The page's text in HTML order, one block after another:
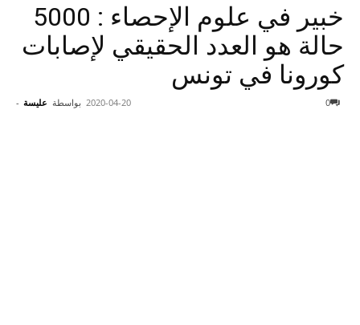
خبير في علوم الإحصاء : 5000
حالة هو العدد الحقيقي لإصابات
كورونا في تونس
بواسطة عليسة - 2020-04-20 0